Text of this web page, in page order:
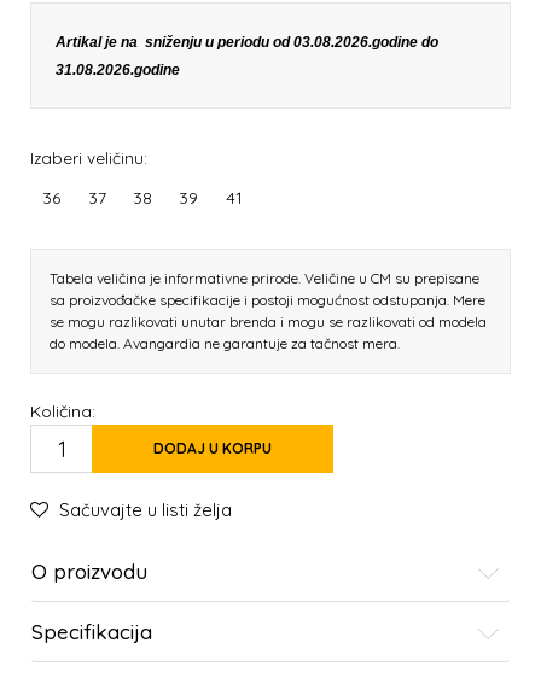
Artikal je na sniženju u periodu od 03.08.2026.godine do
31.08.2026.godine
Izaberi veličinu:
36 37 38 39 41
Tabela veličina je informativne prirode. Veličine u CM su prepisane
sa proizvođačke specifikacije i postoji mogućnost odstupanja. Mere
se mogu razlikovati unutar brenda i mogu se razlikovati od modela
do modela. Avangardia ne garantuje za tačnost mera.
Količina:
DODAJ U KORPU
Sačuvajte u listi želja
O proizvodu
Specifikacija